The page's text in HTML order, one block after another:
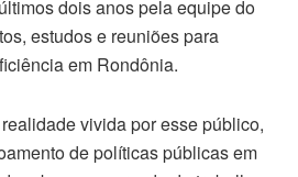
dois anos pela equipe do
estudos e reuniões para
em Rondônia.
vivida por esse público,
de políticas públicas em